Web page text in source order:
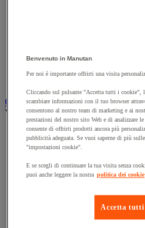
Carrello pieghevole
Carrello portabombole
Carrello a ripiani e rimorchio
Vedi tutte le categorie
Accessori per carrello
Carrello a livello costante
Carrello a rimorchio
Carrello con pareti a griglia
Carrello con ripiani in
Carrello con sponda fissa e
Carrello contenitore
Benvenuto in Manutan
Per noi è importante offrirti una visita
Cliccando sul pulsante "Accetta tutti i cookie",
scambiare informazioni con il tuo browser
consentono al nostro team di marketing e ai
prestazioni del nostro sito Web e di analizzare
consente di offrirti prodotti ancora più
pubblicità adeguata. Se vuoi saperne di più
"impostazioni cookie".
E se scegli di continuare la tua visita senza
puoi anche leggere la nostra politica dei cookie
Accetta tutti